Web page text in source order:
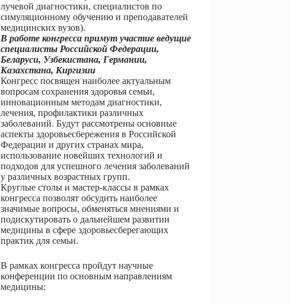
лучевой диагностики, специалистов по
симуляционному обучению и преподавателей
медицинских вузов).
В работе конгресса примут участие ведущие
специалисты Российской Федерации,
Беларуси, Узбекистана, Германии,
Казахстана, Киргизии
Конгресс посвящен наиболее актуальным
вопросам сохранения здоровья семьи,
инновационным методам диагностики,
лечения, профилактики различных
заболеваний. Будут рассмотрены основные
аспекты здоровьесбережения в Российской
Федерации и других странах мира,
использование новейших технологий и
подходов для успешного лечения заболеваний
у различных возрастных групп.
Круглые столы и мастер-классы в рамках
конгресса позволят обсудить наиболее
значимые вопросы, обменяться мнениями и
подискутировать о дальнейшем развитии
медицины в сфере здоровьесберегающих
практик для семьи.
В рамках конгресса пройдут научные
конференции по основным направлениям
медицины: